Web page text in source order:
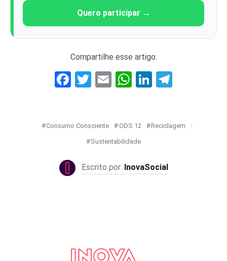
Quero participar →
Compartilhe esse artigo:
Facebook
Twitter
EmailWhatsApp
LinkedIn
Consumo Consciente ODS 12 Reciclagem
Sustentabilidade
InovaSocial